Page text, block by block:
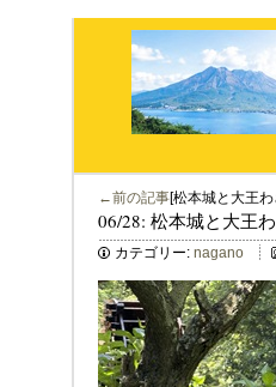
←前の記事[松本城と大王
06/28: 松本城と大王
カテゴリー: nagano